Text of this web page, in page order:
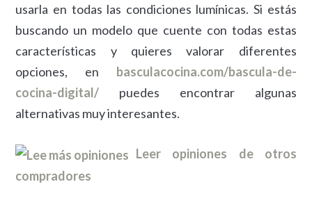
usarla en todas las condiciones lumínicas. Si estás
buscando un modelo que cuente con todas estas
características y quieres valorar diferentes
opciones, en basculacocina.com/bascula-de-
cocina-digital/
puedes encontrar algunas
alternativas muy interesantes.
Leer opiniones de otros
compradores